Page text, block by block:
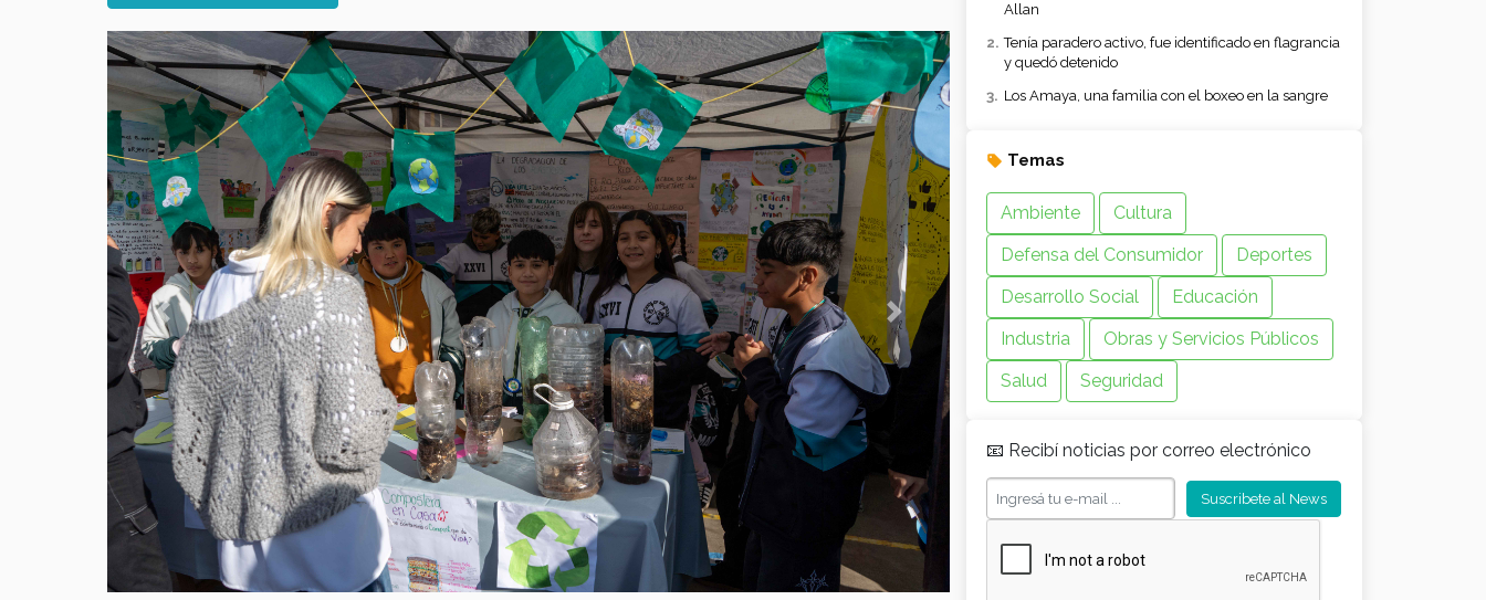
Previous Next
Allan
Tenía paradero activo, fue identificado en flagrancia
y quedó detenido
Los Amaya, una familia con el boxeo en la sangre
Temas
Ambiente
Cultura
Defensa del Consumidor
Deportes
Desarrollo Social
Educación
Industria
Obras y Servicios Públicos
Salud
Seguridad
📧 Recibí noticias por correo electrónico